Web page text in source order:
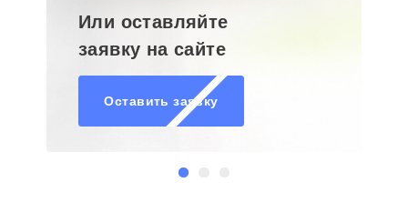
Или оставляйте
заявку на сайте
Оставить заявку